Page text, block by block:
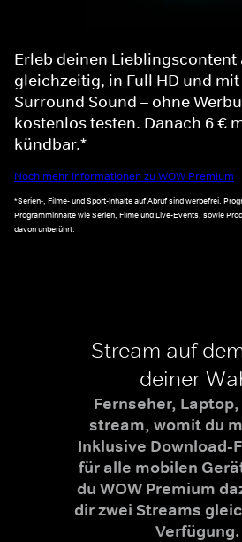
Erleb deinen Lieblingscontent
gleichzeitig, in Full HD und mit
Surround Sound – ohne
kostenlos testen. Danach 6 €
kündbar.*
Noch mehr Informationen zu WOW Premium
*Serien-, Filme- und Sport-Inhalte auf Abruf sind werbefrei.
Programminhalte wie Serien, Filme und Live-Events, sowie
davon unberührt.
Stream auf
deiner
Fernseher,
stream, womit du
Inklusive Download-
für alle mobilen
du WOW Premium
dir zwei Streams
Verfügung.